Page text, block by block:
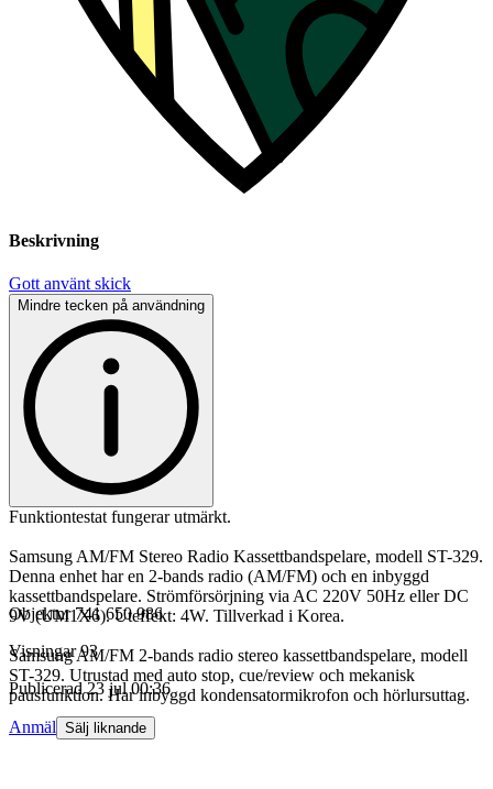
Beskrivning
Gott använt skick
Mindre tecken på användning
Funktiontestat fungerar utmärkt.
Samsung AM/FM Stereo Radio Kassettbandspelare, modell ST-329.
Denna enhet har en 2-bands radio (AM/FM) och en inbyggd
kassettbandspelare. Strömförsörjning via AC 220V 50Hz eller DC
9V (UM1X6). Uteffekt: 4W. Tillverkad i Korea.
Samsung AM/FM 2-bands radio stereo kassettbandspelare, modell
ST-329. Utrustad med auto stop, cue/review och mekanisk
pausfunktion. Har inbyggd kondensatormikrofon och hörlursuttag.
Objektnr 741 650 986
Visningar 93
Publicerad 23 jul 00:36
Anmäl Sälj liknande